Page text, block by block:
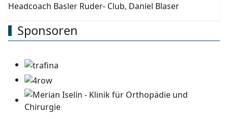
Headcoach Basler Ruder- Club, Daniel Blaser
Sponsoren